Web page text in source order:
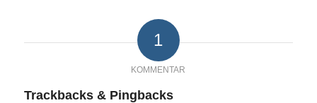
1
KOMMENTAR
Trackbacks & Pingbacks